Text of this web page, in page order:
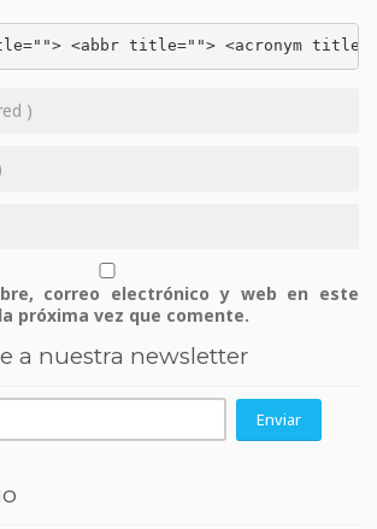
<abbr title=""> <acronym
correo electrónico y web en este
próxima vez que comente.
a nuestra newsletter